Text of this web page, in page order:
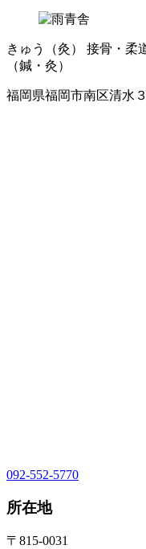
きゅう（灸） 接骨・柔
（鍼・灸）
福岡県福岡市南区清水
092-552-5770
所在地
〒815-0031